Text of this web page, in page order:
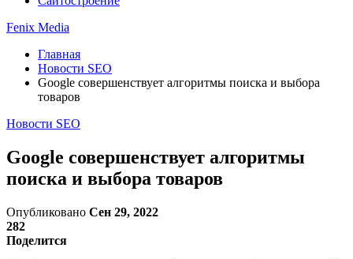
Fenix Media
Главная
Новости SEO
Google совершенствует алгоритмы поиска и выбора
товаров
Новости SEO
Google совершенствует алгоритмы
поиска и выбора товаров
Опубликовано Сен 29, 2022
282
Поделится